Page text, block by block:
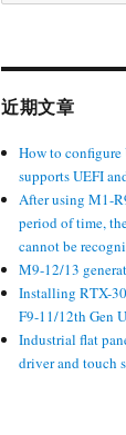
近期文章
How to
supports UEFI
After using M1-
period of time,
cannot be
M9-12/13
Installing RTX-
F9-11/12th Gen
Industrial flat
driver and touch